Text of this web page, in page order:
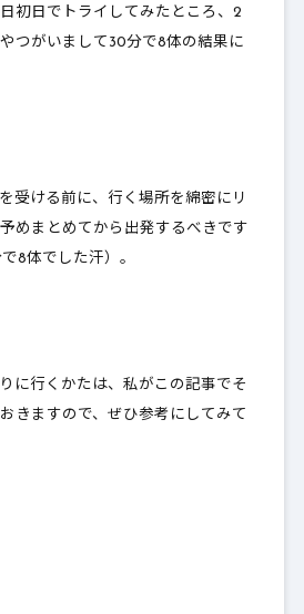
初日でトライしてみたところ、2
つがいまして 30分で8体の結果に
受ける前に、行く場所を綿密にリ
めまとめてから出発するべきです
8体でした汗）。
に行くかたは、私がこの記事でそ
きますので、ぜひ参考にしてみて